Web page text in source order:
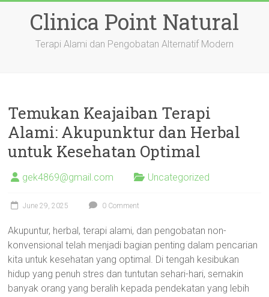
contentClinica Point Natural
Terapi Alami dan Pengobatan Alternatif Modern
Temukan Keajaiban Terapi
Alami: Akupunktur dan Herbal
untuk Kesehatan Optimal
gek4869@gmail.com Uncategorized
June 29, 2025 0 Comment
Akupuntur, herbal, terapi alami, dan pengobatan non-
konvensional telah menjadi bagian penting dalam pencarian
kita untuk kesehatan yang optimal. Di tengah kesibukan
hidup yang penuh stres dan tuntutan sehari-hari, semakin
banyak orang yang beralih kepada pendekatan yang lebih